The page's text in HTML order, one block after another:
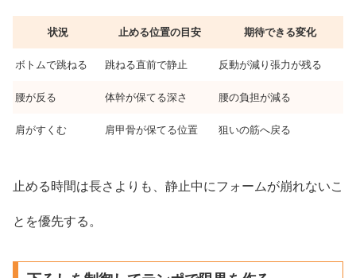
状況 止める位置の目安 期待できる変化
ボトムで跳ねる 跳ねる直前で静止 反動が減り張力が残る
腰が反る 体幹が保てる深さ 腰の負担が減る
肩がすくむ 肩甲骨が保てる位置 狙いの筋へ戻る
止める時間は長さよりも、静止中にフォームが崩れないこ
とを優先する。